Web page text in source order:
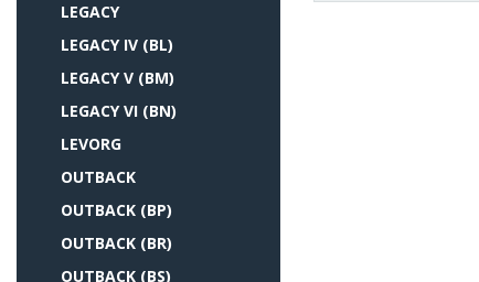
LEGACY
LEGACY IV (BL)
LEGACY V (BM)
LEGACY VI (BN)
LEVORG
OUTBACK
OUTBACK (BP)
OUTBACK (BR)
OUTBACK (BS)